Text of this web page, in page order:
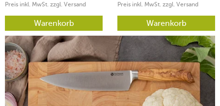
Preis inkl. MwSt. zzgl. Versand
Warenkorb
Preis inkl. MwSt. zzgl. Versand
Warenkorb